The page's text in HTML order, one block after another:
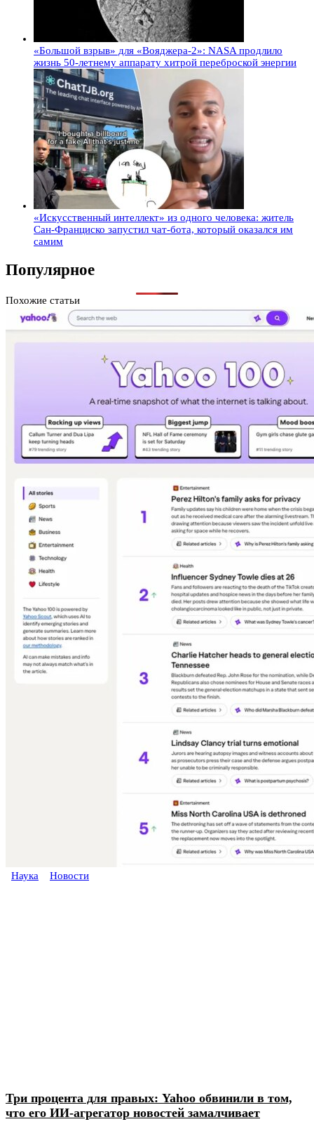
«Большой взрыв» для «Вояджера-2»: NASA продлило
жизнь 50-летнему аппарату хитрой переброской энергии
«Искусственный интеллект» из одного человека: житель
Сан-Франциско запустил чат-бота, который оказался им
самим
Популярное
Похожие статьи
Наука Новости
Три процента для правых: Yahoo обвинили в том,
что его ИИ-агрегатор новостей замалчивает